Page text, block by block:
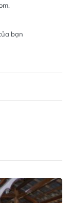
bạn